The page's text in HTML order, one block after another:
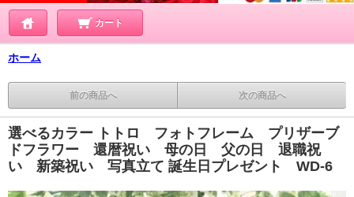
カート
ホーム
前の商品へ 次の商品へ
選べるカラー トトロ フォトフレーム プリザーブ
ドフラワー 還暦祝い 母の日 父の日 退職祝
い 新築祝い 写真立て 誕生日プレゼント WD-6